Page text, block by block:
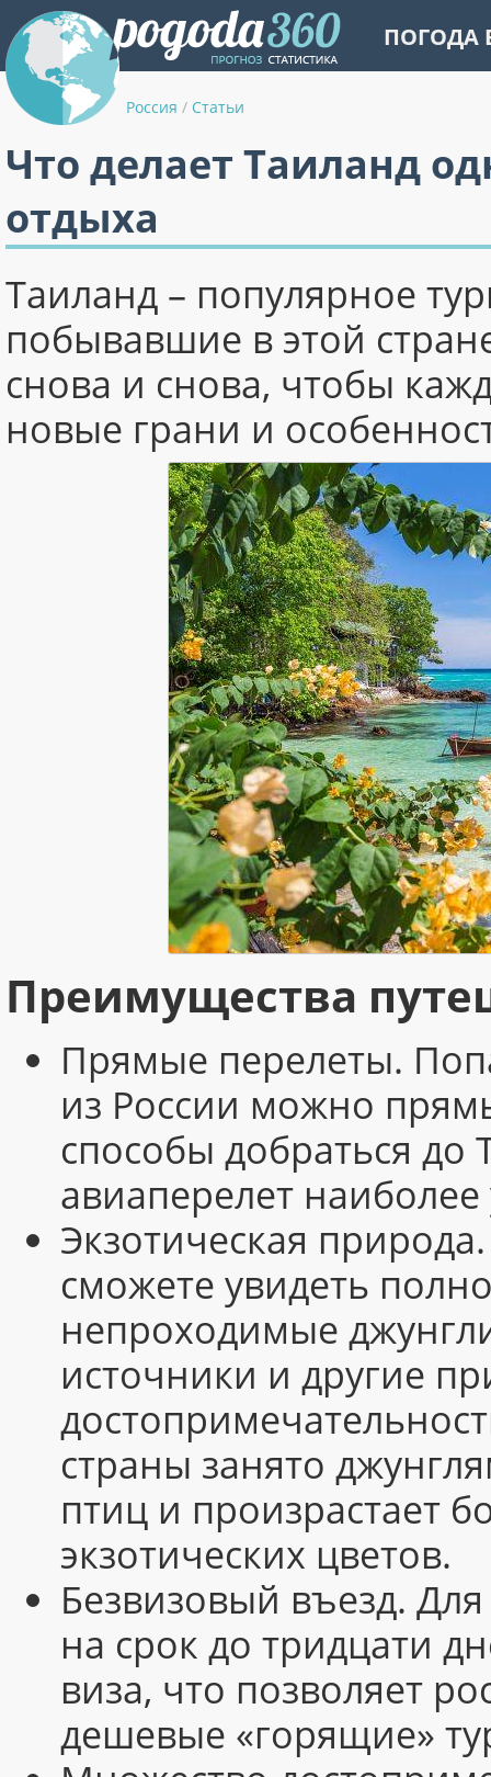
ПОГОДА
Россия / Статьи
Что делает Таиланд
отдыха
Таиланд – популярное
побывавшие в этой
снова и снова, чтобы
новые грани и
Преимущества
Прямые перелеты.
из России можно
способы добраться
авиаперелет
Экзотическая
сможете увидеть
непроходимые
источники и другие
страны занято
птиц и произрастает
экзотических цветов.
Безвизовый въезд.
на срок до тридцати
виза, что позволяет
дешевые «горящие»